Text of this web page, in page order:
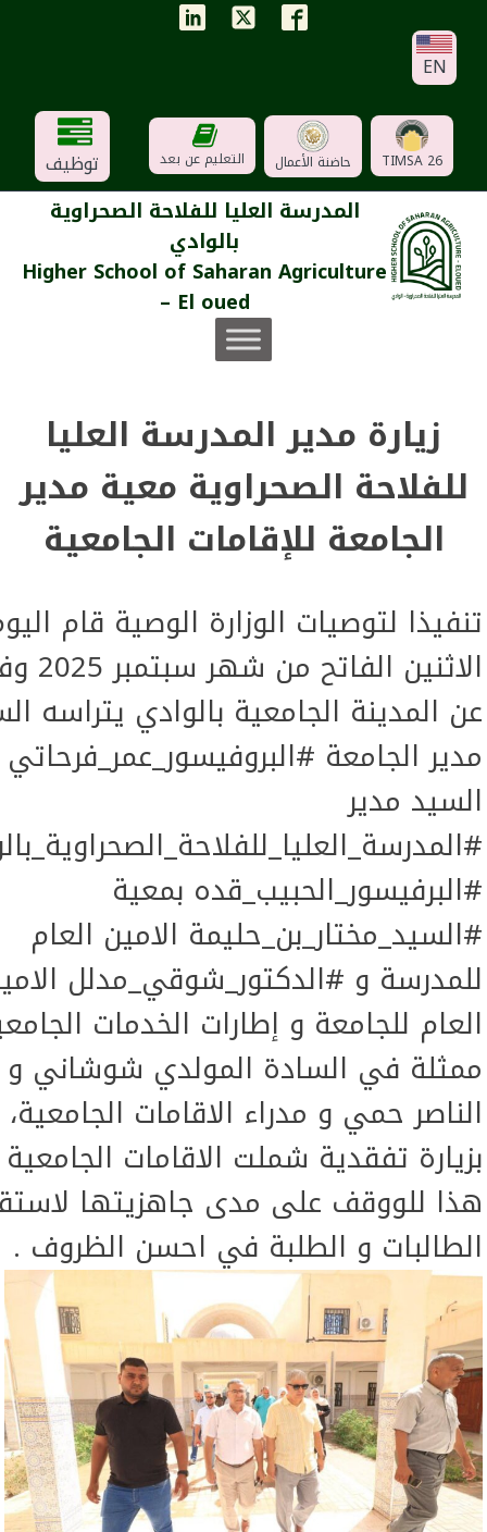
EN
TIMSA 26 حاضنة الأعمال التعليم عن بعد توظيف
المدرسة العليا للفلاحة الصحراوية
بالوادي
Higher School of Saharan Agriculture
– El oued
زيارة مدير المدرسة العليا
للفلاحة الصحراوية معية مدير
الجامعة للإقامات الجامعية
تنفيذا لتوصيات الوزارة الوصية قام
الاثنين
عن المدينة الجامعية بالوادي يتراسه
مدير الجامعة
السيد مدير
#البرفيسور_الحبيب_قده بمعية
#السيد_مختار_بن_حليمة الامين العام
للمدرسة و #الدكتور_شوقي_مدلل
العام للجامعة و إطارات الخدمات
ممثلة في السادة المولدي شوشاني و
الناصر حمي و مدراء الاقامات الجامعية،
بزيارة تفقدية شملت الاقامات
هذا للووقف على مدى جاهزيتها
الطالبات و الطلبة في احسن الظروف .